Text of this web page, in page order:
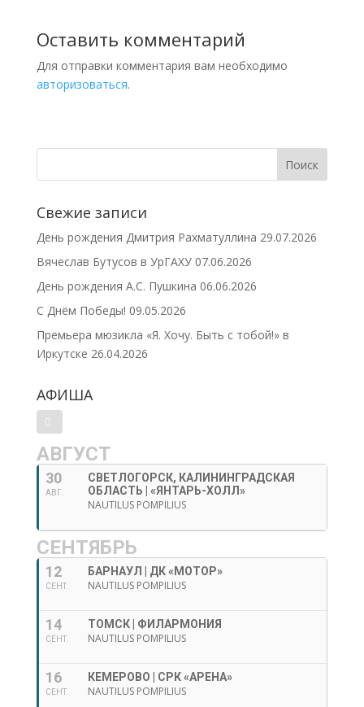
Оставить комментарий
Для отправки комментария вам необходимо
авторизоваться.
Свежие записи
День рождения Дмитрия Рахматуллина 29.07.2026
Вячеслав Бутусов в УрГАХУ 07.06.2026
День рождения А.С. Пушкина 06.06.2026
С Днём Победы! 09.05.2026
Премьера мюзикла «Я. Хочу. Быть с тобой!» в
Иркутске 26.04.2026
АФИША
АВГУСТ
30
АВГ.
СВЕТЛОГОРСК, КАЛИНИНГРАДСКАЯ
ОБЛАСТЬ | «ЯНТАРЬ-ХОЛЛ»
NAUTILUS POMPILIUS
СЕНТЯБРЬ
12
СЕНТ.
БАРНАУЛ | ДК «МОТОР»
NAUTILUS POMPILIUS
14
СЕНТ.
ТОМСК | ФИЛАРМОНИЯ
NAUTILUS POMPILIUS
16
СЕНТ.
КЕМЕРОВО | СРК «АРЕНА»
NAUTILUS POMPILIUS